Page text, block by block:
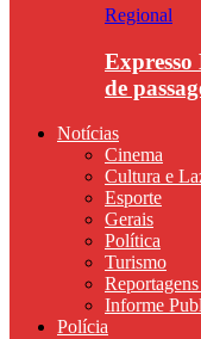
Regional
Expresso
de
Notícias
Cinema
Cultura e
Esporte
Gerais
Política
Turismo
Informe
Polícia